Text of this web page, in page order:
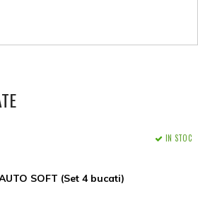
SOFT (Set 4 bucati)
IN STOC